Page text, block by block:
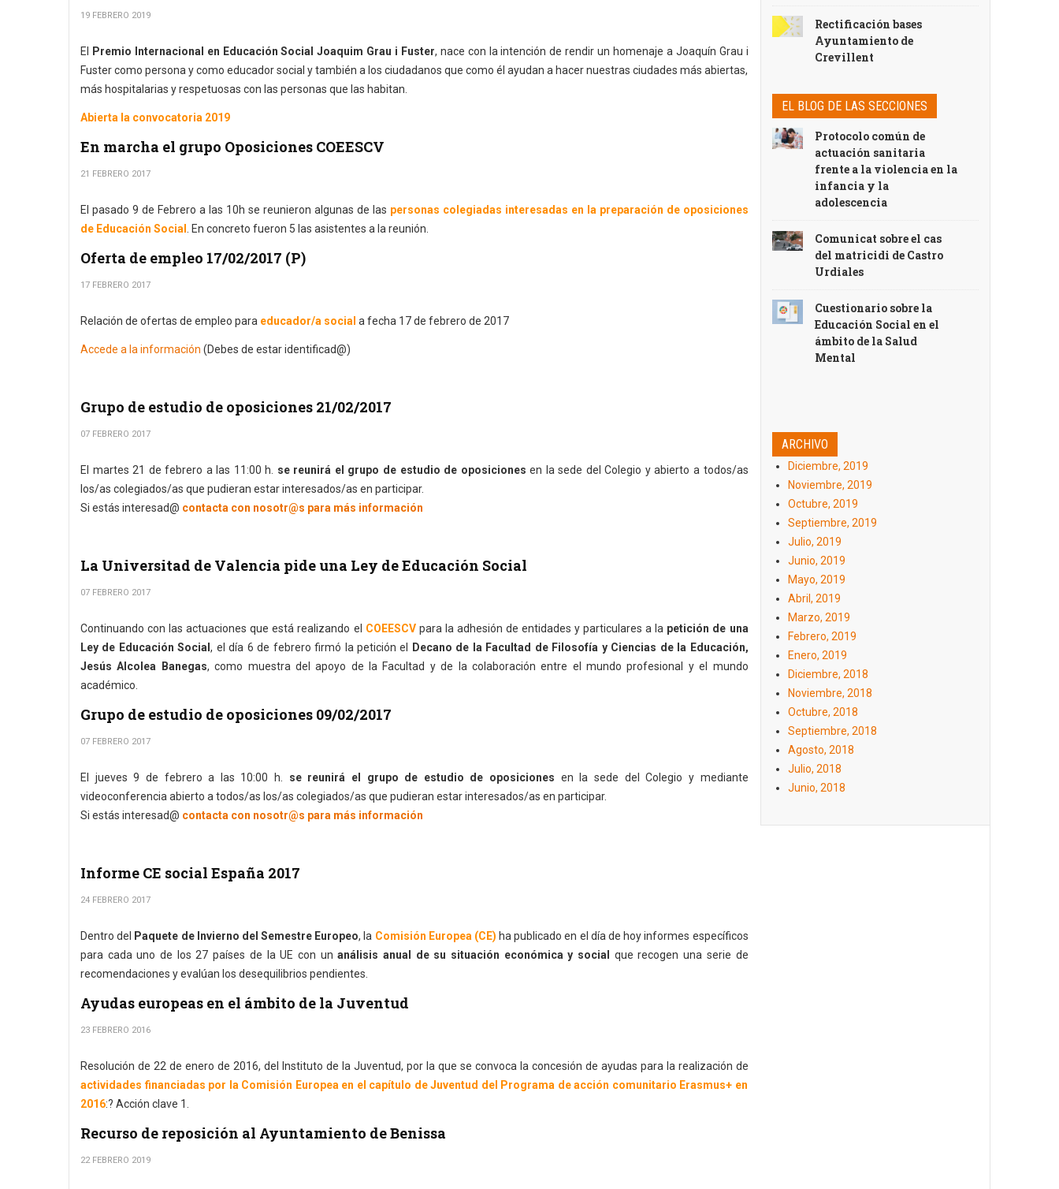
19 FEBRERO 2019
El Premio Internacional en Educación Social Joaquim Grau i Fuster, nace con la intención de rendir un homenaje a Joaquín Grau i
Fuster como persona y como educador social y también a los ciudadanos que como él ayudan a hacer nuestras ciudades más abiertas,
más hospitalarias y respetuosas con las personas que las habitan.
Abierta la convocatoria 2019
En marcha el grupo Oposiciones COEESCV
21 FEBRERO 2017
El pasado 9 de Febrero a las 10h se reunieron algunas de las personas colegiadas interesadas en la preparación de oposiciones
de Educación Social
. En concreto fueron 5 las asistentes a la reunión.
Oferta de empleo 17/02/2017 (P)
17 FEBRERO 2017
Relación de ofertas de empleo para educador/a social a fecha 17 de febrero de 2017
Accede a la información (Debes de estar identificad@)
Grupo de estudio de oposiciones 21/02/2017
07 FEBRERO 2017
El martes 21 de febrero a las 11:00 h. se reunirá el grupo de estudio de oposicionesen la sede del Colegio y abierto a todos/as
los/as colegiados/as que pudieran estar interesados/as en participar.
Si estás interesad@ contacta con nosotr@s para más información
La Universitad de Valencia pide una Ley de Educación Social
07 FEBRERO 2017
Continuando con las actuaciones que está realizando el COEESCVpara la adhesión de entidades y particulares a la petición de una
Ley de Educación Social, el día 6 de febrero firmó la petición el
Decano de la Facultad de Filosofía y Ciencias de la Educación,
Jesús Alcolea Banegas, como muestra del apoyo de la Facultad y de la colaboración entre el mundo profesional y el mundo
académico.
Grupo de estudio de oposiciones 09/02/2017
07 FEBRERO 2017
El jueves 9 de febrero a las 10:00 h. se reunirá el grupo de estudio de oposiciones en la sede del Colegio y mediante
videoconferencia abierto a todos/as los/as colegiados/as que pudieran estar interesados/as en participar.
Si estás interesad@ contacta con nosotr@s para más información
Informe CE social España 2017
24 FEBRERO 2017
Dentro del Paquete de Invierno del Semestre Europeo, la Comisión Europea (CE) ha publicado en el día de hoy informes específicos
para cada uno de los 27 países de la UE con unanálisis anual de su situación económica y social que recogen una serie de
recomendaciones y evalúan los desequilibrios pendientes.
Ayudas europeas en el ámbito de la Juventud
23 FEBRERO 2016
Resolución de 22 de enero de 2016, del Instituto de la Juventud, por la que se convoca la concesión de ayudas para la realización de
actividades financiadas por la Comisión Europea en el capítulo de Juventud del Programa de acción comunitario Erasmus+ en
2016:? Acción clave 1.
Recurso de reposición al Ayuntamiento de Benissa
22 FEBRERO 2019
Rectificación bases
Ayuntamiento de
Crevillent
EL BLOG DE LAS SECCIONES
Protocolo común de
actuación sanitaria
frente a la violencia en la
infancia y la
adolescencia
Comunicat sobre el cas
del matricidi de Castro
Urdiales
Cuestionario sobre la
Educación Social en el
ámbito de la Salud
Mental
ARCHIVO
Diciembre, 2019
Noviembre, 2019
Octubre, 2019
Septiembre, 2019
Julio, 2019
Junio, 2019
Mayo, 2019
Abril, 2019
Marzo, 2019
Febrero, 2019
Enero, 2019
Diciembre, 2018
Noviembre, 2018
Octubre, 2018
Septiembre, 2018
Agosto, 2018
Julio, 2018
Junio, 2018